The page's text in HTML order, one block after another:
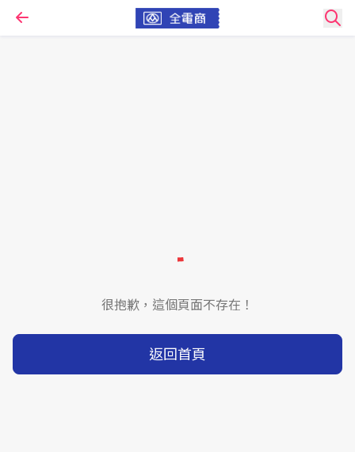
很抱歉，這個頁面不存在！
返回首頁